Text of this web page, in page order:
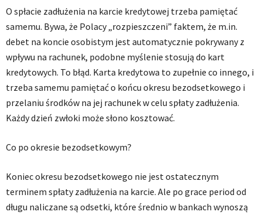
O spłacie zadłużenia na karcie kredytowej trzeba pamiętać
samemu. Bywa, że Polacy „rozpieszczeni” faktem, że m.in.
debet na koncie osobistym jest automatycznie pokrywany z
wpływu na rachunek, podobne myślenie stosują do kart
kredytowych. To błąd. Karta kredytowa to zupełnie co innego, i
trzeba samemu pamiętać o końcu okresu bezodsetkowego i
przelaniu środków na jej rachunek w celu spłaty zadłużenia.
Każdy dzień zwłoki może słono kosztować.
Co po okresie bezodsetkowym?
Koniec okresu bezodsetkowego nie jest ostatecznym
terminem spłaty zadłużenia na karcie. Ale po grace period od
długu naliczane są odsetki, które średnio w bankach wynoszą